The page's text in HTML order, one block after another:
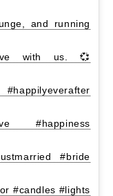
and running
with us. 💞
#happiness
#bride
#candles #lights